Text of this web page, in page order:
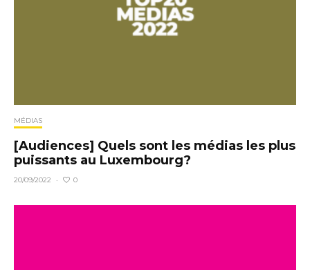
MÉDIAS
[Audiences] Quels sont les médias les plus
puissants au Luxembourg?
20/09/2022 · 0